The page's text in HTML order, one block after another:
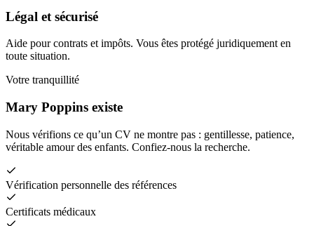
Légal et sécurisé
Aide pour contrats et impôts. Vous êtes protégé juridiquement en
toute situation.
Votre tranquillité
Mary Poppins existe
Nous vérifions ce qu’un CV ne montre pas : gentillesse, patience,
véritable amour des enfants. Confiez-nous la recherche.
Vérification personnelle des références
Certificats médicaux